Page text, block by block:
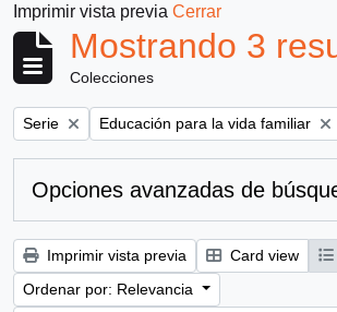
Imprimir vista previa Cerrar
Mostrando 3
Colecciones
Remove filter:
Serie Remove filter:
Educación para la vida familiar
Opciones avanzadas de
Imprimir vista previa Card view
Ordenar por: Relevancia